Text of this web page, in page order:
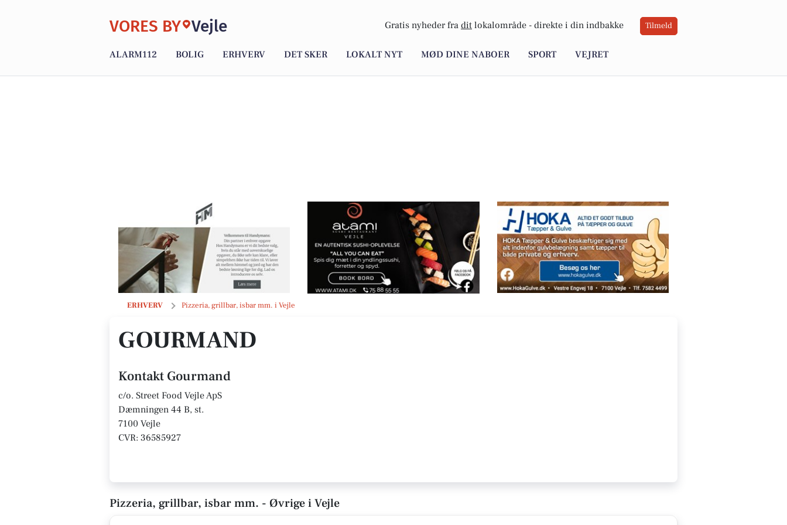
VORES BY Vejle Gratis nyheder fra dit lokalområde - direkte i din indbakke Tilmeld
ALARM112 BOLIG ERHVERV DET SKER LOKALT NYT MØD DINE NABOER SPORT VEJRET
ERHVERV Pizzeria, grillbar, isbar mm. i Vejle
Gourmand
GOURMAND
Kontakt Gourmand
c/o. Street Food Vejle ApS
Dæmningen 44 B, st.
7100 Vejle
CVR: 36585927
Pizzeria, grillbar, isbar mm. - Øvrige i Vejle